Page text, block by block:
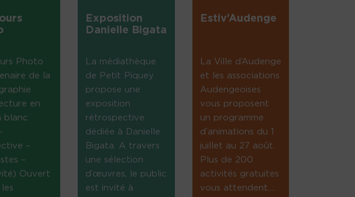
Photo
de la
en
blanc
–
–
Ouvert
Exposition
Danielle Bigata
La médiathèque
de Petit Piquey
propose une
exposition
rétrospective
dédiée à Danielle
Bigata. A travers
une sélection
d’œuvres, le public
est invité à
Estiv’Audenge
La Ville d’Audenge
et les associations
Audengeoises
vous proposent
un programme
d’animations du 1
juillet au 27 août.
Plus de 200
activités gratuites
vous attendent....